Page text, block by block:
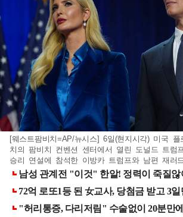
[웨스트팜비치=AP/뉴시스] 6일(현지시각) 미국 플
치의 팜비치 컨벤션 센터에서 열린 도널드 트럼
승리 연설에 참석한 이방카 트럼프와 남편 재러